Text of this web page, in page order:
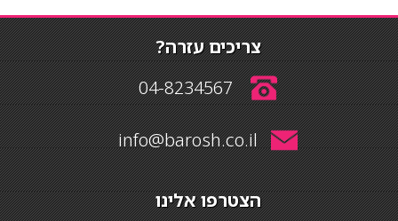
צריכים עזרה?
04-8234567
info@barosh.co.il
הצטרפו אלינו